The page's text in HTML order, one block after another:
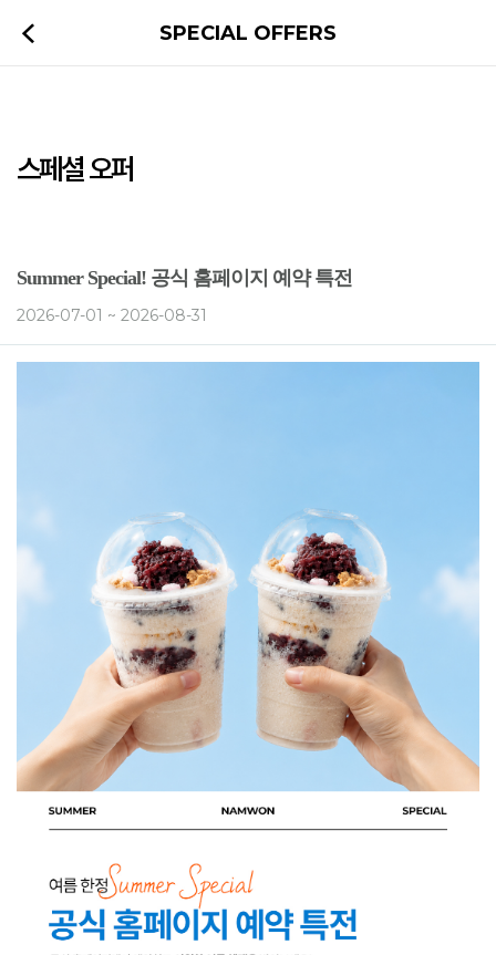
SPECIAL OFFERS
스페셜 오퍼
Summer Special! 공식 홈페이지 예약 특전
2026-07-01 ~ 2026-08-31